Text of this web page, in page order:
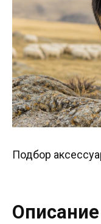
Подбор